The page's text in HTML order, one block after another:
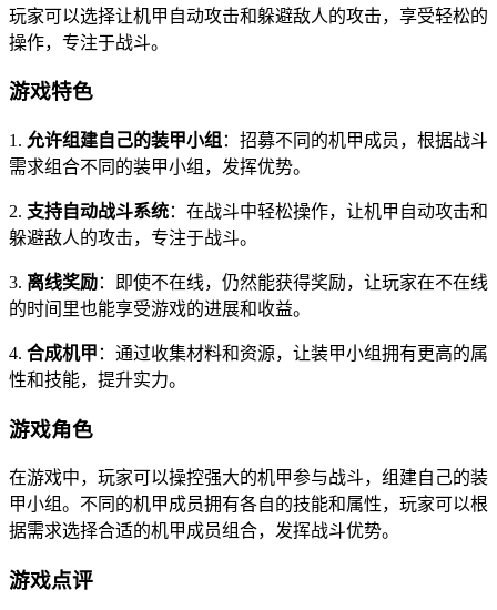
玩家可以选择让机甲自动攻击和躲避敌人的攻击，享受轻松的
操作，专注于战斗。
游戏特色
1. 允许组建自己的装甲小组 ：招募不同的机甲成员，根据战斗
需求组合不同的装甲小组，发挥优势。
2. 支持自动战斗系统：在战斗中轻松操作，让机甲自动攻击和
躲避敌人的攻击，专注于战斗。
3. 离线奖励：即使不在线，仍然能获得奖励，让玩家在不在线
的时间里也能享受游戏的进展和收益。
4. 合成机甲 ：通过收集材料和资源，让装甲小组拥有更高的属
性和技能，提升实力。
游戏角色
在游戏中，玩家可以操控强大的机甲参与战斗，组建自己的装
甲小组。不同的机甲成员拥有各自的技能和属性，玩家可以根
据需求选择合适的机甲成员组合，发挥战斗优势。
游戏点评